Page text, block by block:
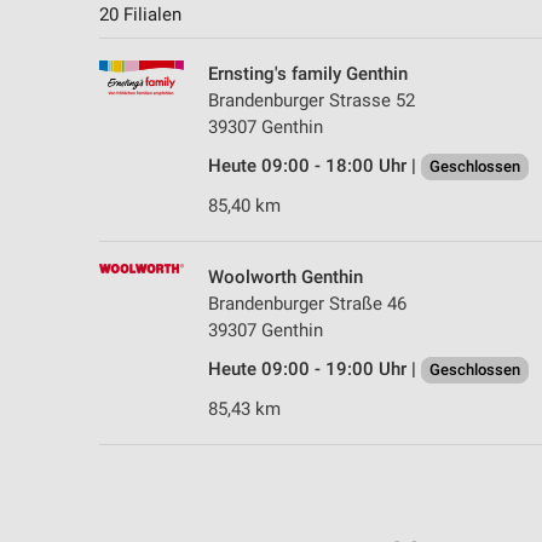
20 Filialen
Ernsting's family Genthin
Brandenburger Strasse 52
39307 Genthin
Heute 09:00 - 18:00 Uhr |
Geschlossen
85,40 km
Woolworth Genthin
Brandenburger Straße 46
39307 Genthin
Heute 09:00 - 19:00 Uhr |
Geschlossen
85,43 km